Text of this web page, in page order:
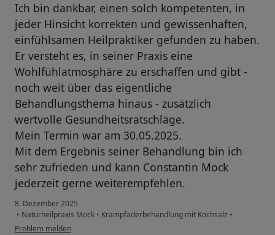
Ich bin dankbar, einen solch kompetenten, in
jeder Hinsicht korrekten und gewissenhaften,
einfühlsamen Heilpraktiker gefunden zu haben.
Er versteht es, in seiner Praxis eine
Wohlfühlatmosphäre zu erschaffen und gibt -
noch weit über das eigentliche
Behandlungsthema hinaus - zusätzlich
wertvolle Gesundheitsratschläge.
Mein Termin war am 30.05.2025.
Mit dem Ergebnis seiner Behandlung bin ich
sehr zufrieden und kann Constantin Mock
jederzeit gerne weiterempfehlen.
8. Dezember 2025
• Naturheilpraxis Mock • Krampfaderbehandlung mit Kochsalz •
Problem melden